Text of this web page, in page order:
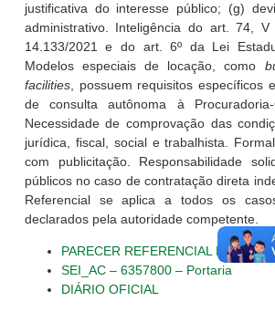
justificativa do interesse público; (g)
administrativo. Inteligência do art. 74,
14.133/2021 e do art. 6º da Lei
Modelos especiais de locação, como
facilities, possuem requisitos específicos
de consulta autônoma à
Necessidade de comprovação das
jurídica, fiscal, social e trabalhista.
com publicitação. Responsabilidade
públicos no caso de contratação direta
Referencial se aplica a todos os
declarados pela autoridade competente.
PARECER REFERENCIAL PGE/PPI
SEI_AC – 6357800 – Portaria
DIÁRIO OFICIAL